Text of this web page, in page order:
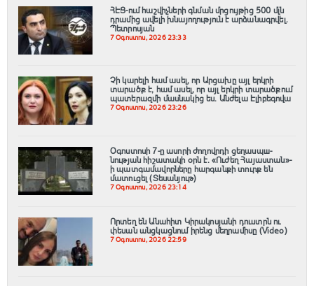
ՀԷՑ-ում հաշվիչների գնման մրցույթից 500 մլն
դրամից ավելի խնայողություն է արձանագրվել.
Պետրոսյան
7 Օգոստոս, 2026 23:33
Չի կարելի համ ասել, որ Արցախը այլ երկրի
տարածք է, համ ասել, որ այլ երկրի տարածքում
պատերազմի մասնակից ես. Անժելա Էլիբեգովա
7 Օգոստոս, 2026 23:26
Օգոստոսի 7-ը ասորի ժողովրդի ցեղասպш-
նության հիշատակի օրն է․ «Ուժեղ Հայաստան»-
ի պատգամավորները հարգանքի տուրք են
մատուցել (Տեսանյութ)
7 Օգոստոս, 2026 23:14
Որտեղ են Անահիտ Կիրակոսյանի դուստրն ու
փեսան անցկացնում իրենց մեղրամիսը (Video)
7 Օգոստոս, 2026 22:59